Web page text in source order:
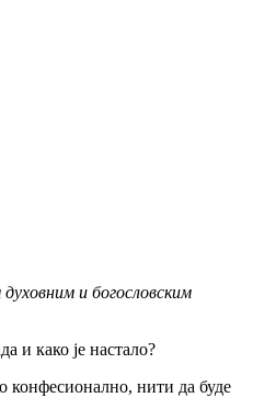
и богословским
и како је настало?
нити да буде